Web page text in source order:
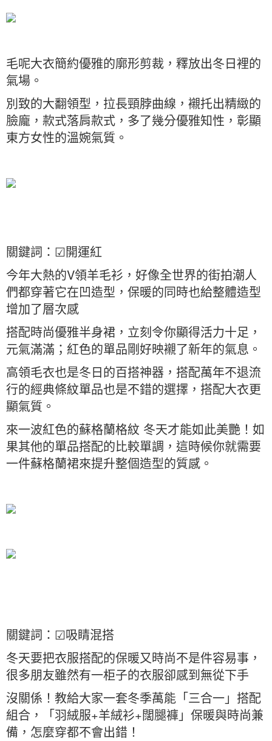
毛呢大衣簡約優雅的廓形剪裁，釋放出冬日裡的
氣場。
別致的大翻領型，拉長頸脖曲線，襯托出精緻的
臉龐，款式落肩款式，多了幾分優雅知性，彰顯
東方女性的溫婉氣質。
關鍵詞：☑開運紅
今年大熱的V領羊毛衫，好像全世界的街拍潮人
們都穿著它在凹造型，保暖的同時也給整體造型
增加了層次感
搭配時尚優雅半身裙，立刻令你顯得活力十足，
元氣滿滿；紅色的單品剛好映襯了新年的氣息。
高領毛衣也是冬日的百搭神器，搭配萬年不退流
行的經典條紋單品也是不錯的選擇，搭配大衣更
顯氣質。
來一波紅色的蘇格蘭格紋 冬天才能如此美艷！如
果其他的單品搭配的比較單調，這時候你就需要
一件蘇格蘭裙來提升整個造型的質感。
關鍵詞：☑吸睛混搭
冬天要把衣服搭配的保暖又時尚不是件容易事，
很多朋友雖然有一柜子的衣服卻感到無從下手
沒關係！教給大家一套冬季萬能「三合一」搭配
組合，「羽絨服+羊絨衫+闊腿褲」保暖與時尚兼
備，怎麼穿都不會出錯！